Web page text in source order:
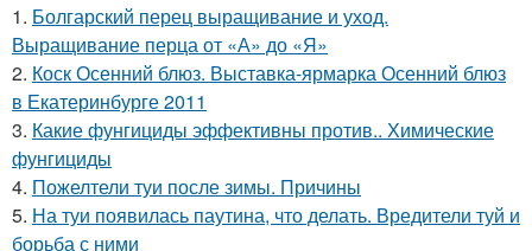
1. Болгарский перец выращивание и уход.
Выращивание перца от «А» до «Я»
2. Коск Осенний блюз. Выставка-ярмарка Осенний блюз
в Екатеринбурге 2011
3. Какие фунгициды эффективны против.. Химические
фунгициды
4. Пожелтели туи после зимы. Причины
5. На туи появилась паутина, что делать. Вредители туй и
борьба с ними